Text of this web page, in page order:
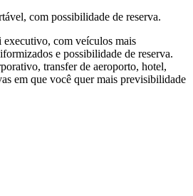
com possibilidade de reserva.
com veículos mais
e possibilidade de reserva.
transfer de aeroporto, hotel,
em que você quer mais previsibilidade